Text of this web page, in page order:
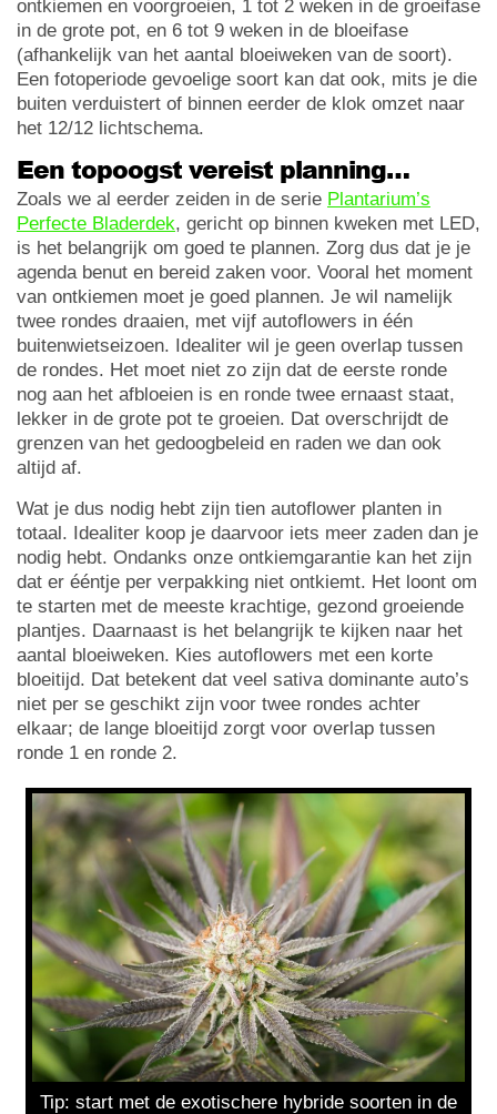
ontkiemen en voorgroeien, 1 tot 2 weken in de groeifase
in de grote pot, en 6 tot 9 weken in de bloeifase
(afhankelijk van het aantal bloeiweken van de soort).
Een fotoperiode gevoelige soort kan dat ook, mits je die
buiten verduistert of binnen eerder de klok omzet naar
het 12/12 lichtschema.
Een topoogst vereist planning…
Zoals we al eerder zeiden in de serie Plantarium’s
Perfecte Bladerdek, gericht op binnen kweken met LED,
is het belangrijk om goed te plannen. Zorg dus dat je je
agenda benut en bereid zaken voor. Vooral het moment
van ontkiemen moet je goed plannen. Je wil namelijk
twee rondes draaien, met vijf autoflowers in één
buitenwietseizoen. Idealiter wil je geen overlap tussen
de rondes. Het moet niet zo zijn dat de eerste ronde
nog aan het afbloeien is en ronde twee ernaast staat,
lekker in de grote pot te groeien. Dat overschrijdt de
grenzen van het gedoogbeleid en raden we dan ook
altijd af.
Wat je dus nodig hebt zijn tien autoflower planten in
totaal. Idealiter koop je daarvoor iets meer zaden dan je
nodig hebt. Ondanks onze ontkiemgarantie kan het zijn
dat er ééntje per verpakking niet ontkiemt. Het loont om
te starten met de meeste krachtige, gezond groeiende
plantjes. Daarnaast is het belangrijk te kijken naar het
aantal bloeiweken. Kies autoflowers met een korte
bloeitijd. Dat betekent dat veel sativa dominante auto’s
niet per se geschikt zijn voor twee rondes achter
elkaar; de lange bloeitijd zorgt voor overlap tussen
ronde 1 en ronde 2.
Tip: start met de exotischere hybride soorten in de